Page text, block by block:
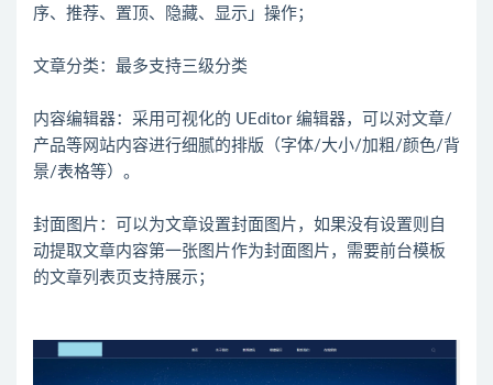
序、推荐、置顶、隐藏、显示」操作；
文章分类：最多支持三级分类
内容编辑器：采用可视化的 UEditor 编辑器，可以对文章/
产品等网站内容进行细腻的排版（字体/大小/加粗/颜色/背
景/表格等）。
封面图片：可以为文章设置封面图片，如果没有设置则自
动提取文章内容第一张图片作为封面图片，需要前台模板
的文章列表页支持展示；